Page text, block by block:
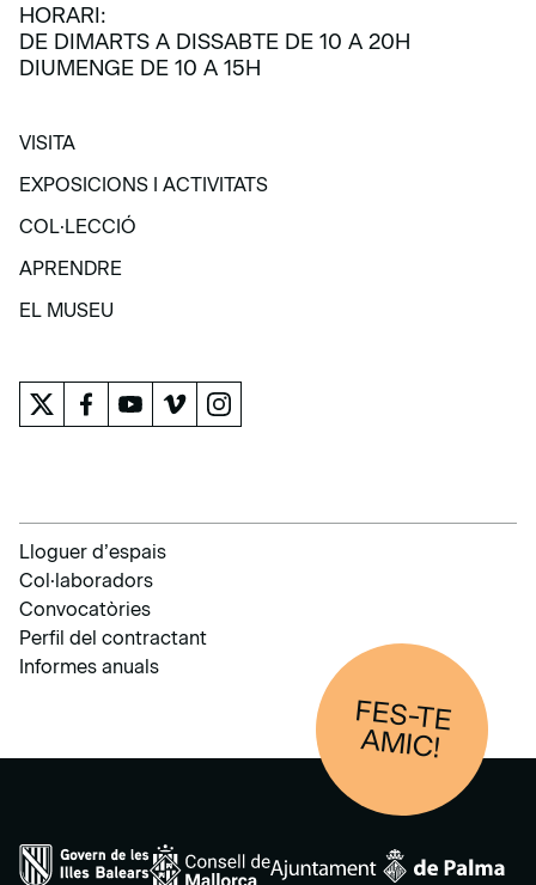
HORARI:
DE DIMARTS A DISSABTE DE 10 A 20H
DIUMENGE DE 10 A 15H
VISITA
VISITA
EXPOSICIONS I ACTIVITATS
EXPOSICIONS I ACTIVITATS
COL·LECCIÓ
COL·LECCIÓ
APRENDRE
APRENDRE
EL MUSEU
Lloguer d’espais
Col·laboradors
Convocatòries
Perfil del contractant
Informes anuals
FES-TE
AM
IC!